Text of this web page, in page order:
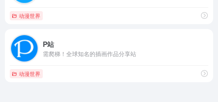
动漫世界
P站
需爬梯！全球知名的插画作品分享站
动漫世界